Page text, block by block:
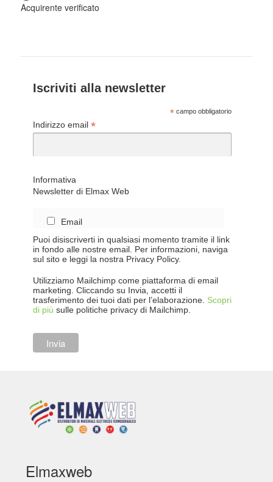
Acquirente verificato
Iscriviti alla newsletter
* campo obbligatorio
Indirizzo email *
Informativa
Newsletter di Elmax Web
Email
Puoi disiscriverti in qualsiasi momento tramite il link
in fondo alle nostre email. Per informazioni, naviga
sul sito e leggi la nostra Privacy Policy.
Utilizziamo Mailchimp come piattaforma di email
marketing. Cliccando su Invia, accetti il
trasferimento dei tuoi dati per l’elaborazione. Scopri
di più sulle politiche privacy di Mailchimp.
Elmaxweb